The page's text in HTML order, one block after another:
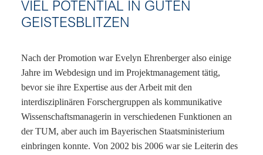
VIEL POTENTIAL IN GUTEN
GEISTESBLITZEN
Nach der Promotion war Evelyn Ehrenberger also einige
Jahre im Webdesign und im Projektmanagement tätig,
bevor sie ihre Expertise aus der Arbeit mit den
interdisziplinären Forschergruppen als kommunikative
Wissenschaftsmanagerin in verschiedenen Funktionen an
der TUM, aber auch im Bayerischen Staatsministerium
einbringen konnte. Von 2002 bis 2006 war sie Leiterin des